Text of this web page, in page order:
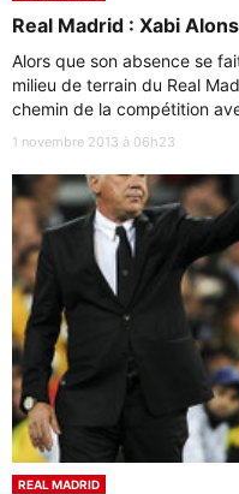
Real Madrid : Xabi
Alors que son absence se
milieu de terrain du Real
chemin de la compétition
1 novembre 2013 à 06h23
REAL MADRID